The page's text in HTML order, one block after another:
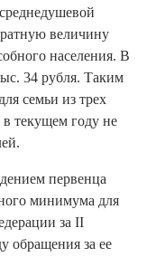
величину
населения. В
34 рубля. Таким
семьи из трех
в текущем году не
первенца
минимума для
за II
обращения за ее